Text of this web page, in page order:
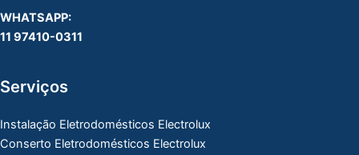
WHATSAPP:
11 97410-0311
Serviços
Instalação Eletrodomésticos Electrolux
Conserto Eletrodomésticos Electrolux